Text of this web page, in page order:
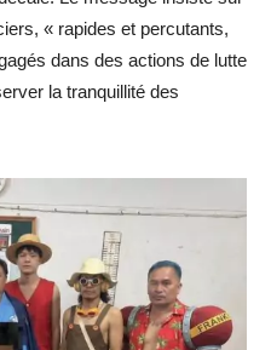
« rapides et percutants,
dans des actions de lutte
la tranquillité des